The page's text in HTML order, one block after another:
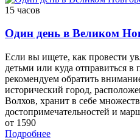
15 часов
Один день в Великом
Если вы ищете, как провести
детьми или куда отправиться в
рекомендуем обратить
исторический город,
Волхов, хранит в себе
достопримечательностей и
от 1590
Подробнее